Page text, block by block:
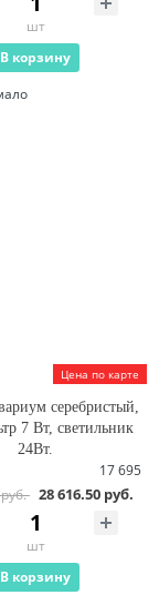
шт
В корзину
Цена по карте
серебристый,
7 Вт, светильник
24Вт.
17 695
28 616.50 руб.
шт
В корзину